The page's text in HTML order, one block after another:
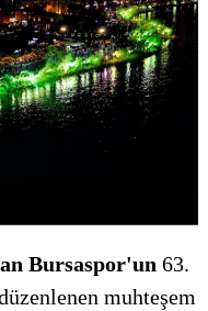
Bursaspor'un 63.
muhteşem